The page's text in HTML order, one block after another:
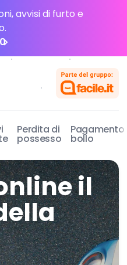
avvisi di furto e
Perdita di
possesso
Pagamento
bollo
il